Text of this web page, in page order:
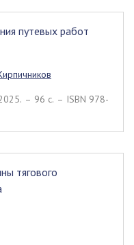
путевых работ
– 96 c. – ISBN 978-
тягового